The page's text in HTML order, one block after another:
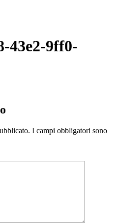
43e2-9ff0-
I campi obbligatori sono